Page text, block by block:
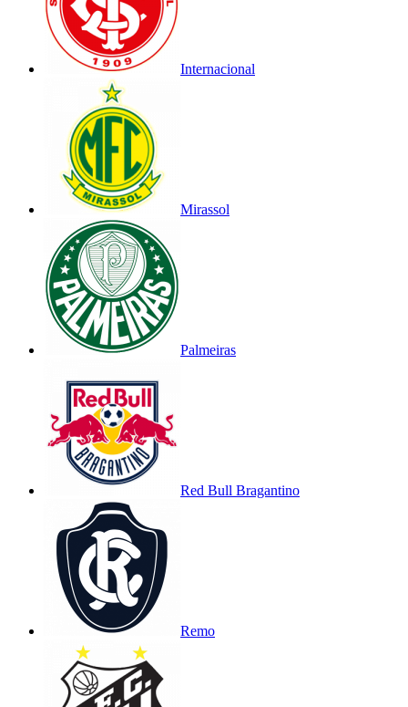
Internacional
Mirassol
Palmeiras
Red Bull Bragantino
Remo